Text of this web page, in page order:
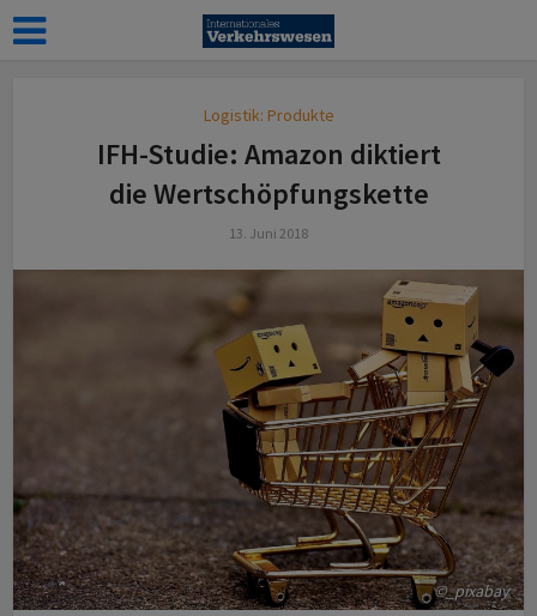
Logistik: Produkte
IFH-Studie: Amazon diktiert
die Wertschöpfungskette
13. Juni 2018
©_pixabay